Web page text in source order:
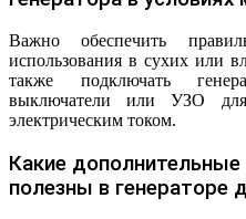
Важно обеспечить
использования в сухих или
также подключать
выключатели или УЗО для
электрическим током.
Какие
полезны в генераторе